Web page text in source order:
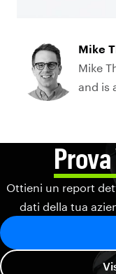
Mike
Mike
and is
Ottieni un report
dati della tua